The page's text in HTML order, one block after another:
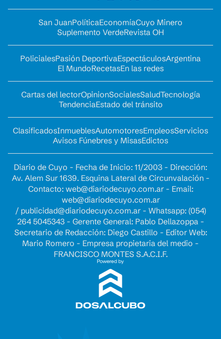
San JuanPolíticaEconomíaCuyo Minero
Suplemento VerdeRevista OH
PolicialesPasión DeportivaEspectáculosArgentina
El MundoRecetasEn las redes
Cartas del lectorOpinionSocialesSaludTecnología
TendenciaEstado del tránsito
ClasificadosInmueblesAutomotoresEmpleosServicios
Avisos Fúnebres y MisasEdictos
Diario de Cuyo - Fecha de Inicio: 11/2003 - Dirección:
Av. Alem Sur 1639. Esquina Lateral de Circunvalación -
Contacto: web@diariodecuyo.com.ar- Email:
web@diariodecuyo.com.ar
/ publicidad@diariodecuyo.com.ar- Whatsapp: (054)
264 5045343 - Gerente General: Pablo Dellazoppa -
Secretario de Redacción: Diego Castillo - Editor Web:
Mario Romero - Empresa propietaria del medio -
FRANCISCO MONTES S.A.C.I.F.